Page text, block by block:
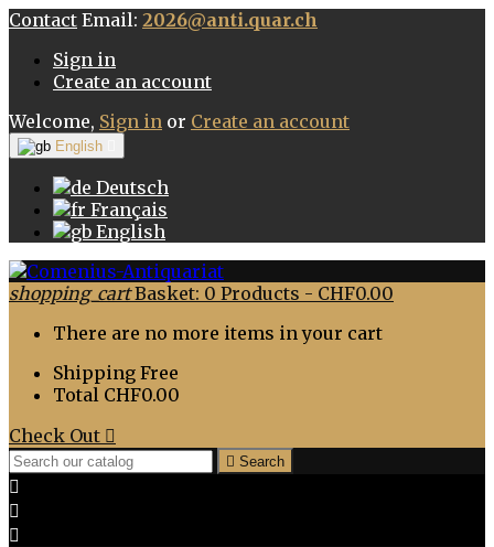
Contact Email: 2026@anti.quar.ch
Sign in
Create an account
Welcome, Sign in or Create an account
English
Deutsch
Français
English
shopping_cart Basket: 0 Products - CHF0.00
There are no more items in your cart
Shipping Free
Total CHF0.00
Check Out 
 Search


